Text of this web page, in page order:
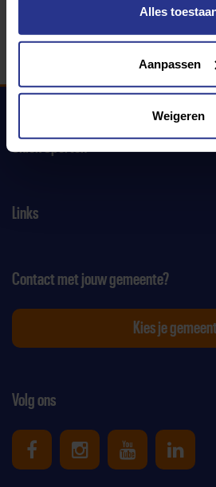
Alles
Aanpassen
Weigeren
Uniek Sporten
Links
Volg ons
Uniek Sporten op
Uniek Sporten
Uniek
Contact met jouw gemeente?
Kies je